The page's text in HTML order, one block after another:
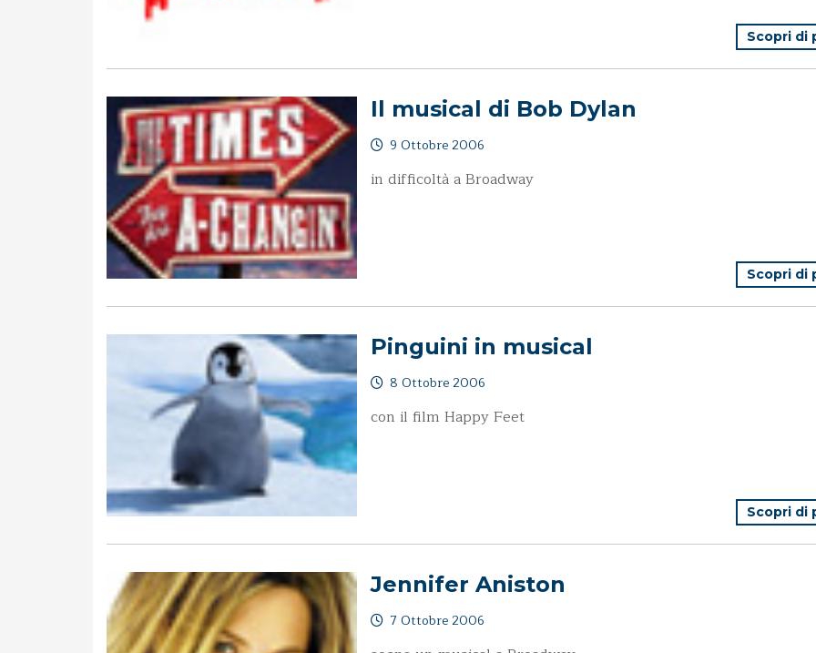
Scopri di
Il musical di Bob Dylan
9 Ottobre 2006
in difficoltà a Broadway
Scopri di
Pinguini in musical
8 Ottobre 2006
con il film Happy Feet
Scopri di
Jennifer Aniston
7 Ottobre 2006